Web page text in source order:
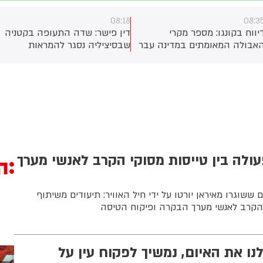
בקונגו: מספר מקרי
האבולה המאומתים במדינה עבר
08:18
דין פישר: שדה התעופה בקטניה
שבסיציליה נסגר להמראות
בין טייסות מסוקי הקרב לאנשי מערך
מאיראן יורטו על ידי חיל האוויר: תיעודים משיתוף
הקרב לאנשי מערך הבקרה ופיקוח הטיסה
את האיום, נמשיך לפקוח עין על